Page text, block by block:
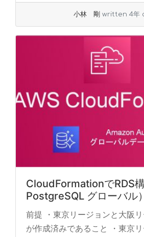
小林 剛 written 4年
CloudFormationでRDS
PostgreSQL グローバル
前提 ・東京リージョンと大阪
が作成済みであること ・東京